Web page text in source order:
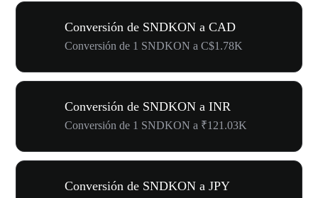
Conversión de SNDKON a CAD
Conversión de 1 SNDKON a C$1.78K
Conversión de SNDKON a INR
Conversión de 1 SNDKON a ₹121.03K
Conversión de SNDKON a JPY